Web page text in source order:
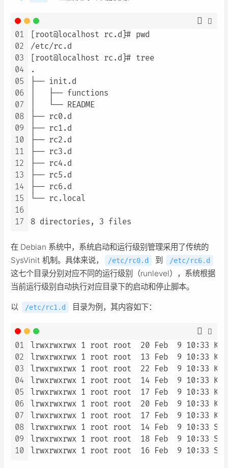
01
02
03
04
05
06
07
08
09
10
11
12
13
14
15
16
17
[root@localhost rc.d]# pwd
/etc/rc.d
[root@localhost rc.d]# tree
.
├── init.d
│   ├── functions
│   └── README
├── rc0.d
├── rc1.d
├── rc2.d
├── rc3.d
├── rc4.d
├── rc5.d
├── rc6.d
└── rc.local
8 directories, 3 files
在 Debian 系统中，系统启动和运行级别管理采用了传统的
SysVinit 机制。具体来说，
/etc/rc0.d 到 /etc/rc6.d
这七个目录分别对应不同的运行级别（runlevel），系统根据
当前运行级别自动执行对应目录下的启动和停止脚本。
以 /etc/rc1.d 目录为例，其内容如下：
01
02
03
04
05
06
07
08
09
10
lrwxrwxrwx 1 root root  20 Feb  9 10:33
lrwxrwxrwx 1 root root  13 Feb  9 10:33
lrwxrwxrwx 1 root root  22 Feb  9 10:33
lrwxrwxrwx 1 root root  14 Feb  9 10:33
lrwxrwxrwx 1 root root  17 Feb  9 10:33
lrwxrwxrwx 1 root root  20 Feb  9 10:33
lrwxrwxrwx 1 root root  17 Feb  9 10:33
lrwxrwxrwx 1 root root  14 Feb  9 10:33
lrwxrwxrwx 1 root root  18 Feb  9 10:33